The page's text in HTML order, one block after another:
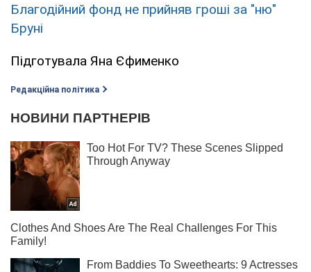
Благодійний фонд не прийняв гроші за "ню"
Бруні
Підготувала Яна Єфименко
Редакційна політика